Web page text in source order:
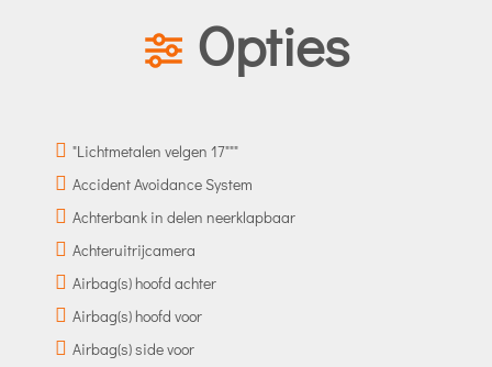
Opties
"Lichtmetalen velgen 17"""
Accident Avoidance System
Achterbank in delen neerklapbaar
Achteruitrijcamera
Airbag(s) hoofd achter
Airbag(s) hoofd voor
Airbag(s) side voor